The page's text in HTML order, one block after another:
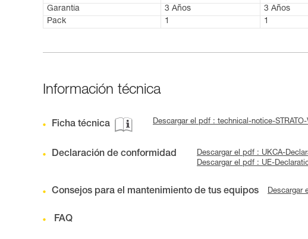
Garantía
3 Años
3 Años
Pack
1 1
Información técnica
Ficha técnica Descargar el pdf : technical-notice-STRATO-
Declaración de conformidad
Descargar el pdf : UKCA-
Descargar el pdf : UE-
Consejos para el mantenimiento de tus equipos Descargar
FAQ